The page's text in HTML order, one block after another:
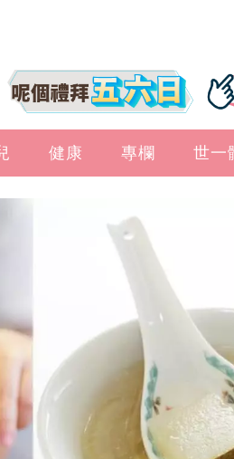
健康 專欄 世一